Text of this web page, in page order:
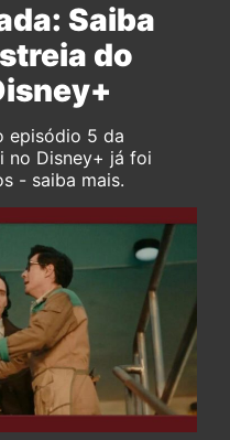
Saiba
do
episódio 5 da
no Disney+ já foi
- saiba mais.